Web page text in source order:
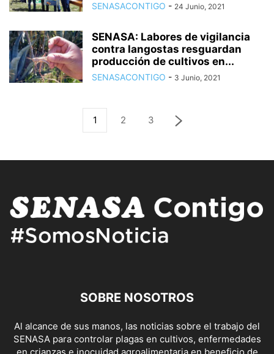
SENASACONTIGO - 24 Junio, 2021
SENASA: Labores de vigilancia
contra langostas resguardan
producción de cultivos en...
SENASACONTIGO - 3 Junio, 2021
1 2 3
SOBRE NOSOTROS
Al alcance de sus manos, las noticias sobre el trabajo del
SENASA para controlar plagas en cultivos, enfermedades